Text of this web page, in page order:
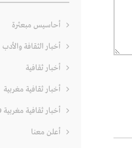
أحاسيس مبعثرة
أخبار الثقافة والأدب
أخبار ثقافية
أخبار ثقافية مغربية
أخبار ثقافية مغربية 2019
أعلن معنا